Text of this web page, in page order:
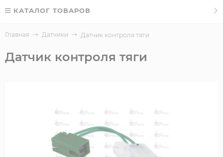
КАТАЛОГ ТОВАРОВ
Главная Датчики Датчик контроля тяги
Датчик контроля тяги